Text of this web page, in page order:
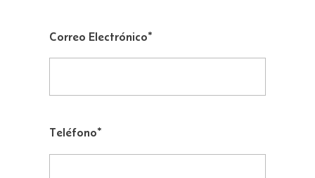
Correo Electrónico*
Teléfono*